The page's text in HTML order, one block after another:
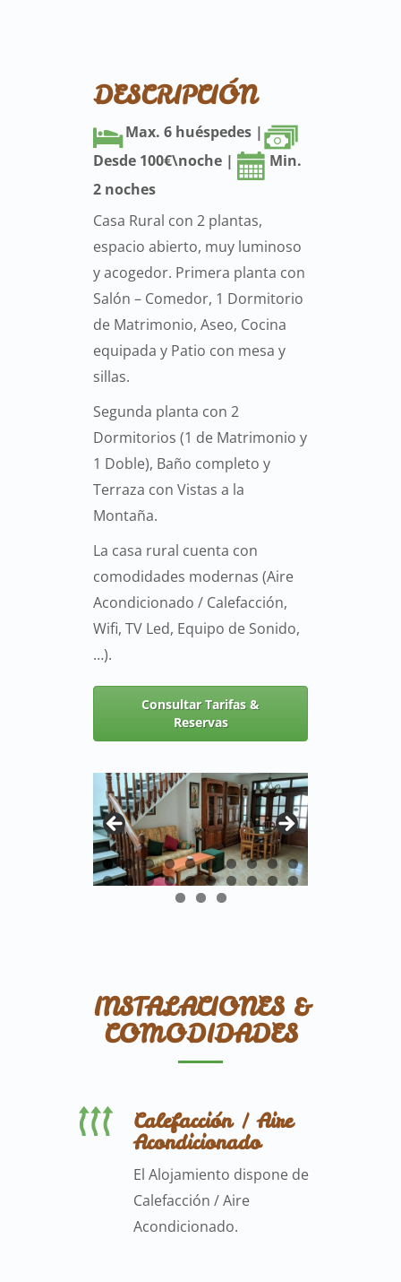
DESCRIPCIÓN
Max. 6 huéspedes |
Desde 100€\noche |
Min.
2 noches
Casa Rural con 2 plantas,
espacio abierto, muy luminoso
y acogedor. Primera planta con
Salón – Comedor, 1 Dormitorio
de Matrimonio, Aseo, Cocina
equipada y Patio con mesa y
sillas.
Segunda planta con 2
Dormitorios (1 de Matrimonio y
1 Doble), Baño completo y
Terraza con Vistas a la
Montaña.
La casa rural cuenta con
comodidades modernas (Aire
Acondicionado / Calefacción,
Wifi, TV Led, Equipo de Sonido,
…).
Consultar Tarifas &
Reservas
INSTALACIONES &
COMODIDADES
Calefacción / Aire
Acondicionado
El Alojamiento dispone de
Calefacción / Aire
Acondicionado.